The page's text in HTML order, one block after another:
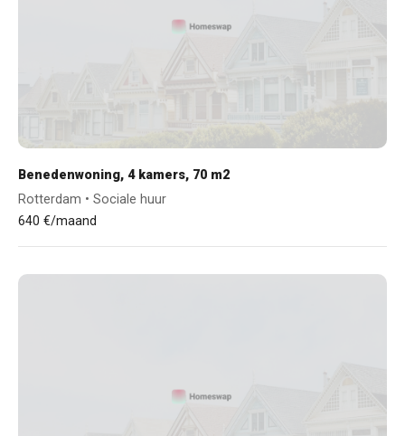
Benedenwoning, 4 kamers, 70 m2
Rotterdam • Sociale huur
640 €/maand